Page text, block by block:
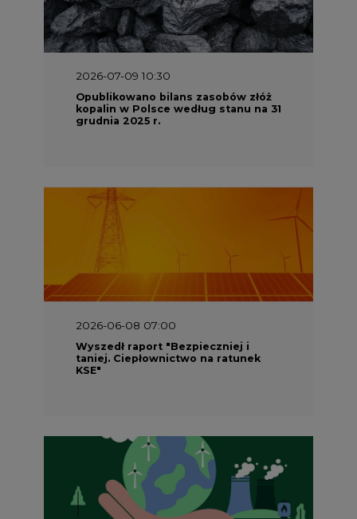
2026-07-09 10:30
Opublikowano bilans zasobów złóż
kopalin w Polsce według stanu na 31
grudnia 2025 r.
2026-06-08 07:00
Wyszedł raport "Bezpieczniej i
taniej. Ciepłownictwo na ratunek
KSE"